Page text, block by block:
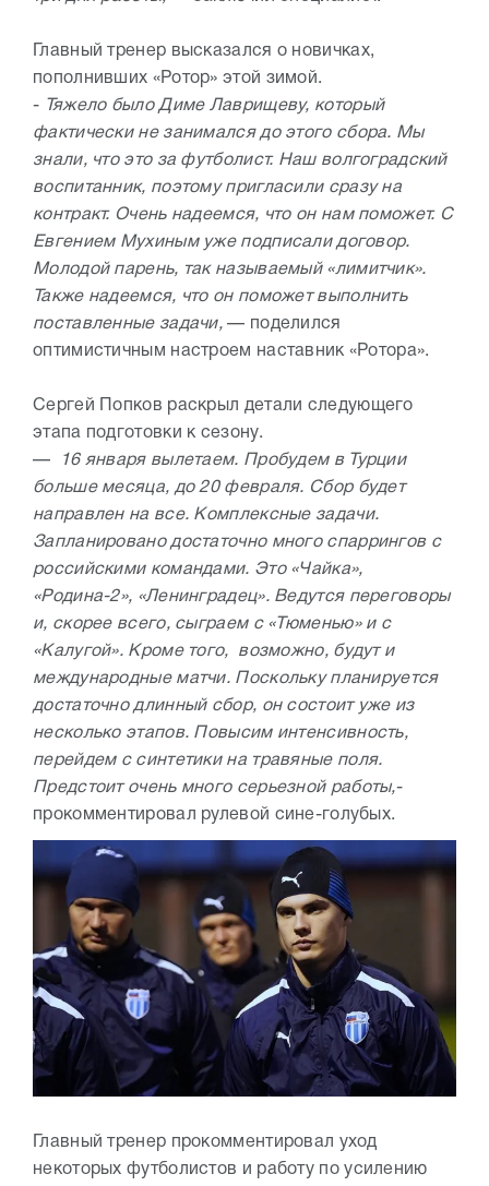
Главный тренер высказался о новичках,
пополнивших «Ротор» этой зимой.
-
Тяжело было Диме Лаврищеву, который
фактически не занимался до этого сбора. Мы
знали, что это за футболист. Наш волгоградский
воспитанник, поэтому пригласили сразу на
контракт. Очень надеемся, что он нам поможет. С
Евгением Мухиным уже подписали договор.
Молодой парень, так называемый «лимитчик».
Также надеемся, что он поможет выполнить
поставленные задачи,— поделился
оптимистичным настроем наставник «Ротора».
Сергей Попков раскрыл детали следующего
этапа подготовки к сезону.
—
16 января вылетаем. Пробудем в Турции
больше месяца, до 20 февраля. Cбор будет
направлен на все. Комплексные задачи.
Запланировано достаточно много спаррингов с
российскими командами. Это «Чайка»,
«Родина-2», «Ленинградец». Ведутся переговоры
и, скорее всего, сыграем с «Тюменью» и с
«Калугой». Кроме того, возможно, будут и
международные матчи. Поскольку планируется
достаточно длинный сбор, он состоит уже из
несколько этапов. Повысим интенсивность,
перейдем с синтетики на травяные поля.
Предстоит очень много серьезной работы,-
прокомментировал рулевой сине-голубых.
Главный тренер прокомментировал уход
некоторых футболистов и работу по усилению